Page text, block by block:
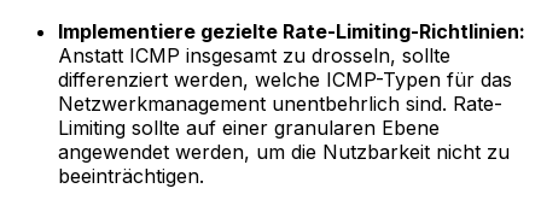
Implementiere gezielte Rate-Limiting-Richtlinien:
Anstatt ICMP insgesamt zu drosseln, sollte
differenziert werden, welche ICMP-Typen für das
Netzwerkmanagement unentbehrlich sind. Rate-
Limiting sollte auf einer granularen Ebene
angewendet werden, um die Nutzbarkeit nicht zu
beeinträchtigen.